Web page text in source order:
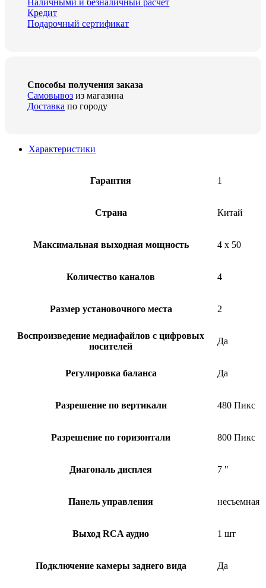
Наличными и безналичный расчёт
Кредит
Подарочный сертификат
Способы получения заказа
Самовывоз из магазина
Доставка по городу
Характеристики
Гарантия 1
Страна Китай
Максимальная выходная мощность 4 x 50
Количество каналов 4
Размер установочного места 2
Воспроизведение медиафайлов с цифровых
носителей
Да
Регулировка баланса Да
Разрешение по вертикали 480 Пикс
Разрешение пo горизонтали 800 Пикс
Диагональ дисплея 7 "
Панель управления несъемная
Выход RCA аудио 1 шт
Подключение камеры заднего вида Да